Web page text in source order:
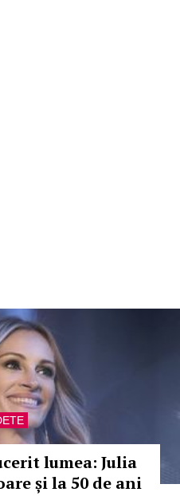
lumea: Julia
și la 50 de ani